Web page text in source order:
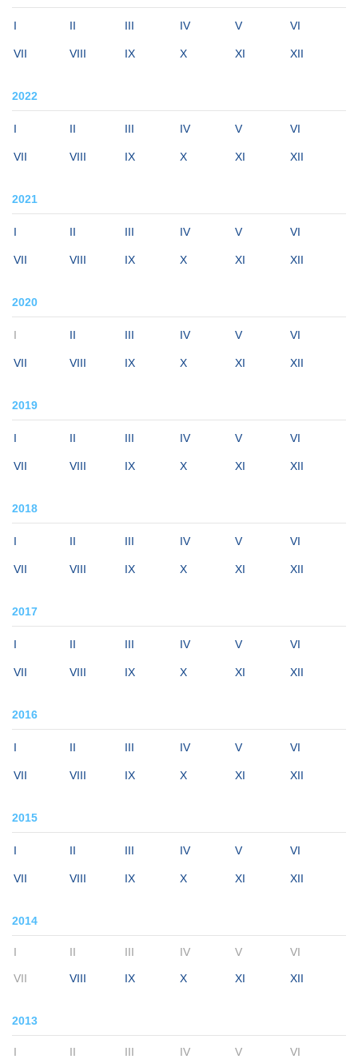
I II III IV V VI
VII VIII IX X XI XII
2022
I II III IV V VI
VII VIII IX X XI XII
2021
I II III IV V VI
VII VIII IX X XI XII
2020
I II III IV V VI
VII VIII IX X XI XII
2019
I II III IV V VI
VII VIII IX X XI XII
2018
I II III IV V VI
VII VIII IX X XI XII
2017
I II III IV V VI
VII VIII IX X XI XII
2016
I II III IV V VI
VII VIII IX X XI XII
2015
I II III IV V VI
VII VIII IX X XI XII
2014
I II III IV V VI
VII VIII IX X XI XII
2013
I II III IV V
VI